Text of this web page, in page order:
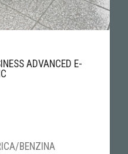
ADVANCED E-
BENZINA